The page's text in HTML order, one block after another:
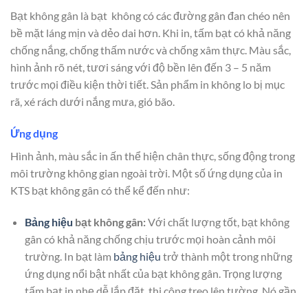
Bạt không gân là bạt không có các đường gân đan chéo nên
bề mặt láng mịn và dẻo dai hơn. Khi in, tấm bạt có khả năng
chống nắng, chống thấm nước và chống xâm thực. Màu sắc,
hình ảnh rõ nét, tươi sáng với độ bền lên đến 3 – 5 năm
trước mọi điều kiện thời tiết. Sản phẩm in không lo bị mục
rã, xé rách dưới nắng mưa, gió bão.
Ứng dụng
Hình ảnh, màu sắc in ấn thể hiện chân thực, sống động trong
môi trường không gian ngoài trời. Một số ứng dụng của in
KTS bạt không gân có thể kể đến như:
Bảng hiệu bạt không gân:Với chất lượng tốt, bạt không
gân có khả năng chống chịu trước mọi hoàn cảnh môi
trường. In bạt làm bảng hiệu trở thành một trong những
ứng dụng nổi bật nhất của bạt không gân. Trọng lượng